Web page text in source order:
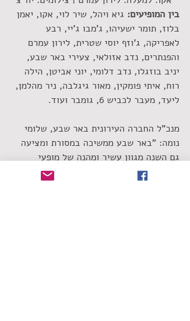
בין המופיעים: גיא ויהל, שיר לוי, אקו, יאמן
בלוז, תומר ישעיהו, ג'מבו ג'יי, רבע
לאפריקה, ג'וזף יוסי שטרית, לירון עמרם
והפנתרים, נדב אזולאי, צעירי באר שבע,
יניב בוזגלו, נדב דלומי, יוני אביטן, הילה
רוח, איתי פומקין, מאור גיגלבה, ניר מהלמן,
ליעד, מעבר לכביש 6, גומבר ועוד.
מנכ"ל החברה העירונית באר שבע, שלומי
נומה: "באר שבע ממשיכה במסורת ומציעה
גם השנה מגוון עשיר ומהנה של מופעי
חוצות פתוחים לקהל הרחב. אנו מזמינים את